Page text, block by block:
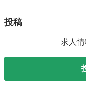
投稿
求人